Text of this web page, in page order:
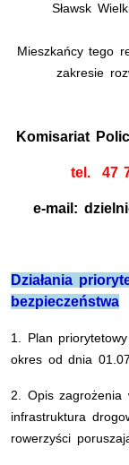
Sławsk
Mieszkańcy tego
zakresie
Komisariat
tel. 47
e-mail:
Działania
bezpieczeństwa
1. Plan
okres od dnia
2. Opis zagrożenia
infrastruktura
rowerzyści